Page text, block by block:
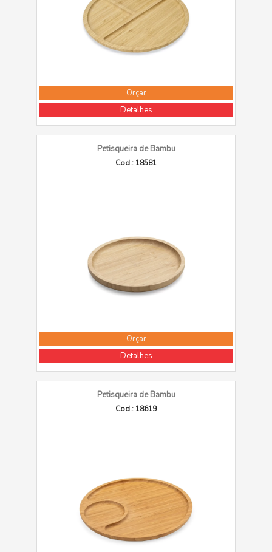
Orçar
Detalhes
Petisqueira de Bambu
Cod.: 18581
Orçar
Detalhes
Petisqueira de Bambu
Cod.: 18619